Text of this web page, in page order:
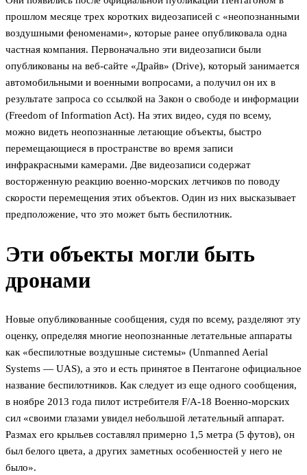
прошлом месяце трех коротких видеозаписей с «неопознанными
воздушными феноменами», которые ранее опубликовала одна
частная компания. Первоначально эти видеозаписи были
опубликованы на веб-сайте «Драйв» (Drive), который занимается
автомобильными и военными вопросами, а получил он их в
результате запроса со ссылкой на Закон о свободе и информации
(Freedom of Information Act). На этих видео, судя по всему,
можно видеть неопознанные летающие объекты, быстро
перемещающиеся в пространстве во время записи
инфракрасными камерами. Две видеозаписи содержат
восторженную реакцию военно-морских летчиков по поводу
скорости перемещения этих объектов. Один из них высказывает
предположение, что это может быть беспилотник.
Эти объекты могли быть
дронами
Новые опубликованные сообщения, судя по всему, разделяют эту
оценку, определяя многие неопознанные летательные аппараты
как «беспилотные воздушные системы» (Unmanned Aerial
Systems — UAS), а это и есть принятое в Пентагоне официальное
название беспилотников. Как следует из еще одного сообщения,
в ноябре 2013 года пилот истребителя F/A-18 Военно-морских
сил «своими глазами увидел небольшой летательный аппарат.
Размах его крыльев составлял примерно 1,5 метра (5 футов), он
был белого цвета, а других заметных особенностей у него не
было».